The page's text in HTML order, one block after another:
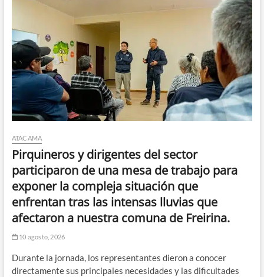
ATACAMA
Pirquineros y dirigentes del sector
participaron de una mesa de trabajo para
exponer la compleja situación que
enfrentan tras las intensas lluvias que
afectaron a nuestra comuna de Freirina.
10 agosto, 2026
Durante la jornada, los representantes dieron a conocer
directamente sus principales necesidades y las dificultades